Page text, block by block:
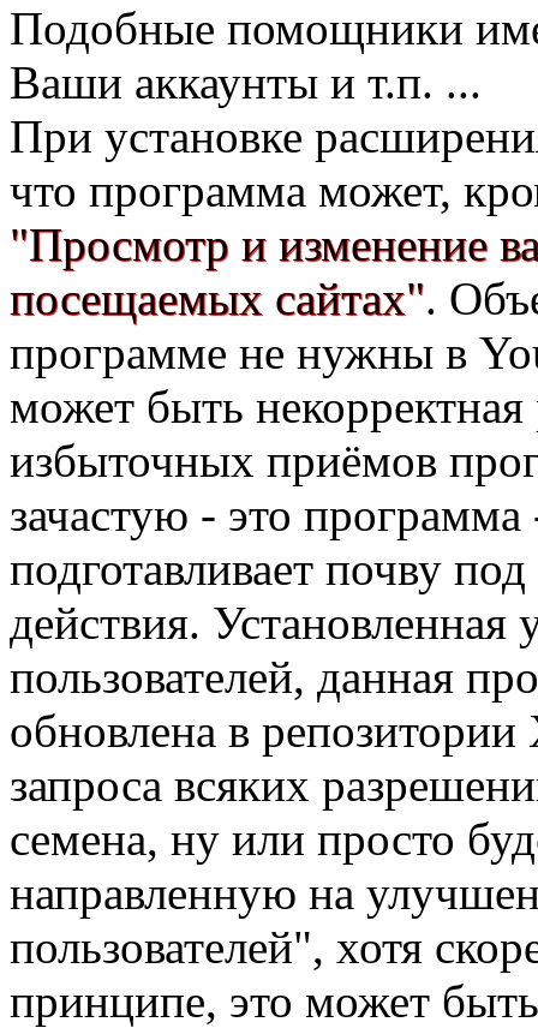
Подобные помощники
Ваши аккаунты и т.п. ...
При установке
что программа может,
"Просмотр и изменение
посещаемых сайтах".
программе не нужны в
может быть некорректная
избыточных приёмов
зачастую - это
подготавливает почву
действия. Установленная
пользователей, данная
обновлена в
запроса всяких
семена, ну или просто
направленную на
пользователей", хотя
принципе, это может